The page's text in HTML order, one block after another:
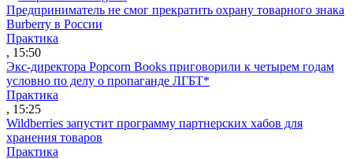
Предприниматель не смог прекратить охрану товарного знака
Burberry в России
Практика
, 15:50
Экс-директора Popcorn Books приговорили к четырем годам
условно по делу о пропаганде ЛГБТ*
Практика
, 15:25
Wildberries запустит программу партнерских хабов для
хранения товаров
Практика